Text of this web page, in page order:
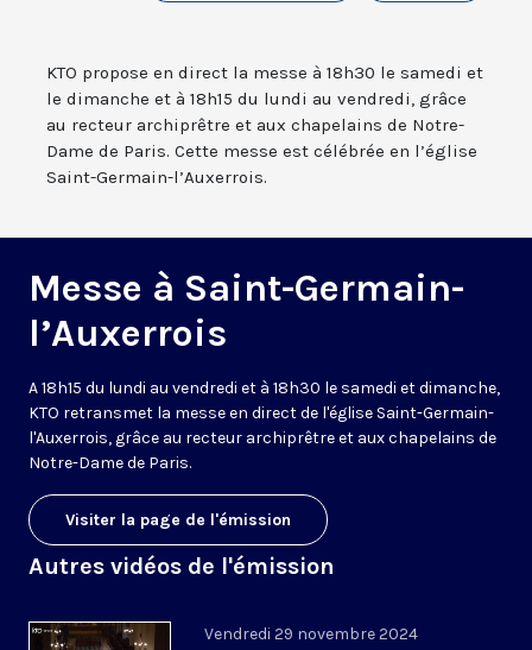
KTO propose en direct la messe à 18h30 le samedi et
le dimanche et à 18h15 du lundi au vendredi, grâce
au recteur archiprêtre et aux chapelains de Notre-
Dame de Paris. Cette messe est célébrée en l’église
Saint-Germain-l’Auxerrois.
Messe à Saint-Germain-
l’Auxerrois
A 18h15 du lundi au vendredi et à 18h30 le samedi et dimanche,
KTO retransmet la messe en direct de l'église Saint-Germain-
l'Auxerrois, grâce au recteur archiprêtre et aux chapelains de
Notre-Dame de Paris.
Visiter la page de l'émission
Autres vidéos de l'émission
Vendredi 29 novembre 2024